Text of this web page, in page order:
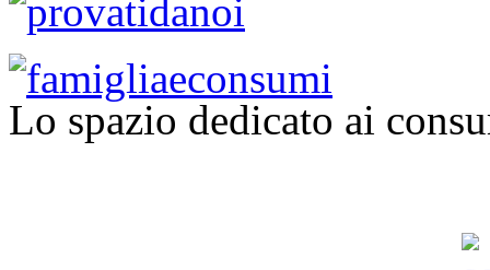
Lo spazio dedicato ai